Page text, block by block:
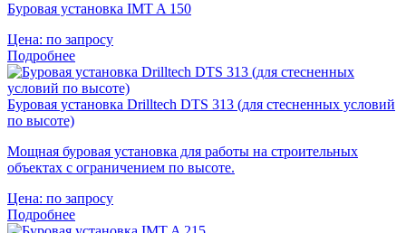
Буровая установка IMT A 150
Цена: по запросу
Подробнее
Буровая установка Drilltech DTS 313 (для стесненных условий
по высоте)
Мощная буровая установка для работы на строительных
объектах с ограничением по высоте.
Цена: по запросу
Подробнее